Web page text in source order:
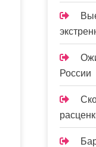
России